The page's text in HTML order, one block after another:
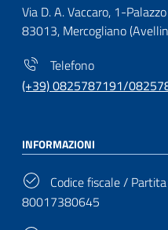
Via D. A. Vaccaro, 1-
83013, Mercogliano
Telefono
(+39) 0825787191/
INFORMAZIONI
Codice fiscale /
80017380645